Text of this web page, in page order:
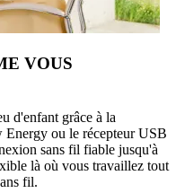
VOUS
d'enfant grâce à la
ou le récepteur USB
sans fil fiable jusqu'à
là où vous travaillez tout
fil.